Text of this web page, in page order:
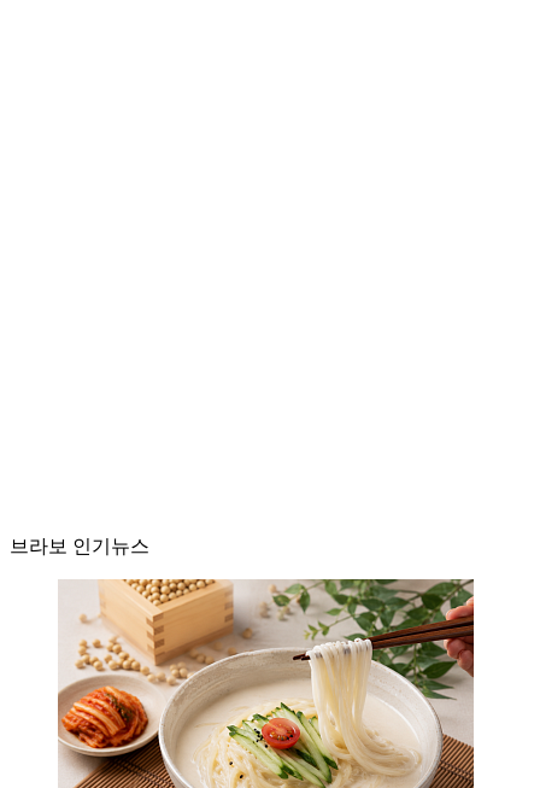
브라보 인기뉴스